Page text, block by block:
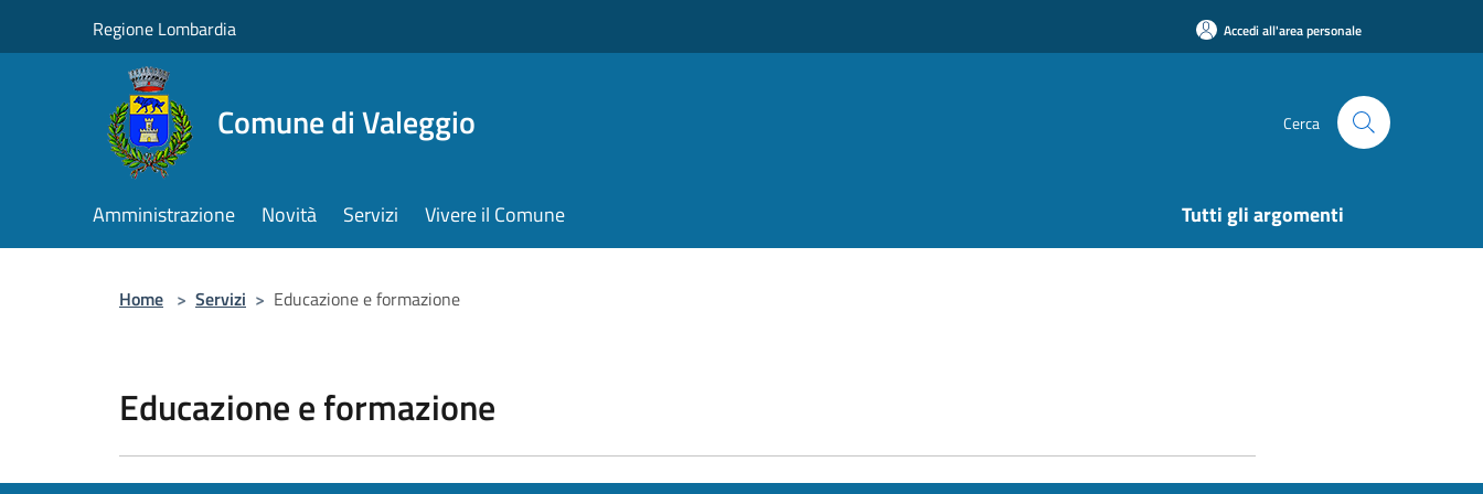
Regione Lombardia Accedi all'area personale
Comune di Valeggio Cerca
Amministrazione Novità Servizi Vivere il Comune Tutti gli argomenti
Home > Servizi > Educazione e formazione
Educazione e formazione